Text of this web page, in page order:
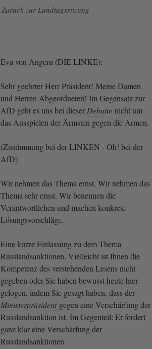
Zurück zur Landtagssitzung
Eva von Angern (DIE LINKE):
Sehr geehrter Herr Präsident! Meine Damen
und Herren Abgeordneten! Im Gegensatz zur
AfD geht es uns bei dieser Debatte nicht um
das Ausspielen der Ärmsten gegen die Armen.
(Zustimmung bei der LINKEN - Oh! bei der
AfD)
Wir nehmen das Thema ernst. Wir nehmen das
Thema sehr ernst. Wir benennen die
Verantwortlichen und machen konkrete
Lösungsvorschläge.
Eine kurze Einlassung zu dem Thema
Russlandsanktionen. Vielleicht ist Ihnen die
Kompetenz des verstehenden Lesens nicht
gegeben oder Sie haben bewusst heute hier
gelogen, indem Sie gesagt haben, dass der
Ministerpräsident gegen eine Verschärfung der
Russlandsanktion ist. Im Gegenteil: Er fordert
ganz klar eine Verschärfung der
Russlandsanktionen.